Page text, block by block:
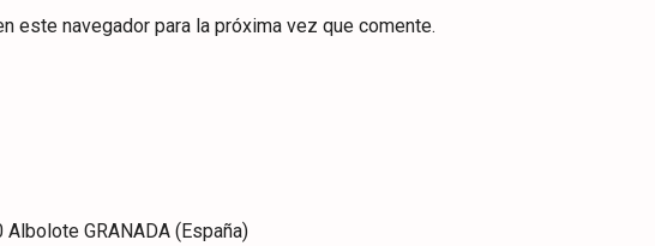
este navegador para la próxima vez que comente.
GRANADA (España)